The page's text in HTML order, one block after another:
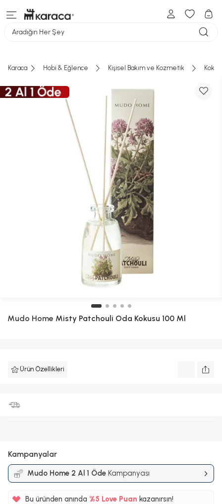
Aradığın Her Şey
Karaca Hobi & Eğlence Kişisel Bakım ve Kozmetik Koku
Mudo Home Misty Patchouli Oda Kokusu 100 Ml
Ürün Özellikleri
Kampanyalar
Mudo Home 2 Al 1 Öde Kampanyası
Bu üründen anında %5 Love Puan kazanırsın!